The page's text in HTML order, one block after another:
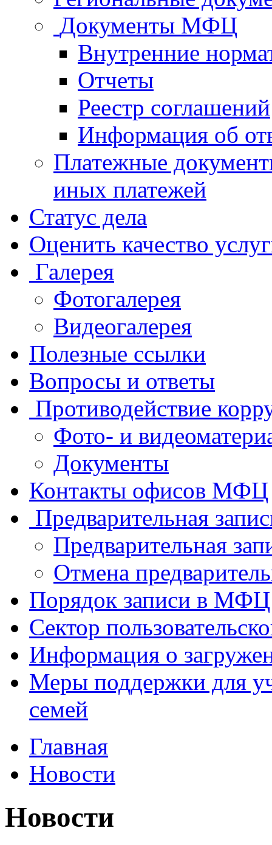
Документы МФЦ
Внутренние
Отчеты
Реестр соглашений
Информация об
Платежные
иных платежей
Статус дела
Оценить качество
Галерея
Фотогалерея
Видеогалерея
Полезные ссылки
Вопросы и ответы
Противодействие
Фото- и
Документы
Контакты офисов МФЦ
Предварительная
Предварительная
Отмена
Порядок записи в МФЦ
Сектор
Информация о
Меры поддержки для
семей
Главная
Новости
Новости